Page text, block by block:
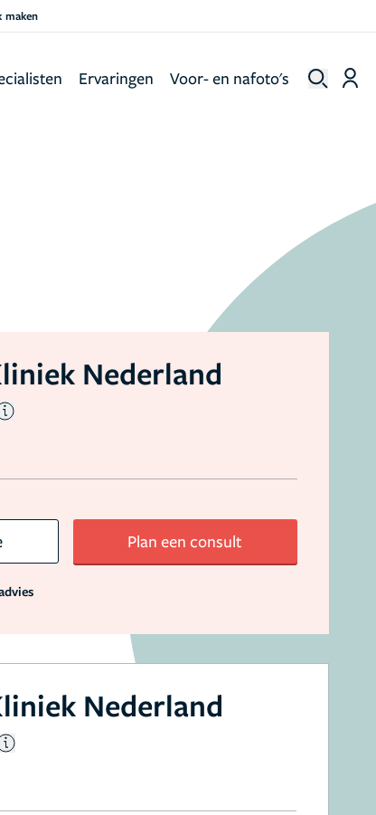
maken
Ervaringen Voor- en nafoto's
Nederland
Plan een consult
Nederland